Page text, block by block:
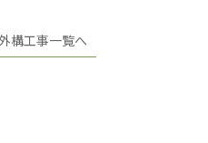
構工事一覧へ